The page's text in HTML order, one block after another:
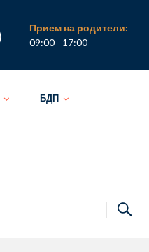
Прием на родители:
09:00 - 17:00
БДП